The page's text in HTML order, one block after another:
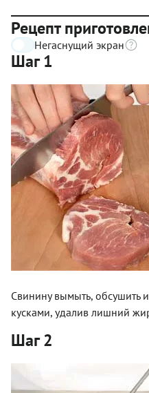
Рецепт
Негаснущий экран
Шаг 1
Свинину вымыть, обсушить
кусками, удалив лишний
Шаг 2